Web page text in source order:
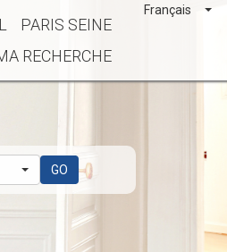
PARIS SEINE
RECHERCHE
Français
GO